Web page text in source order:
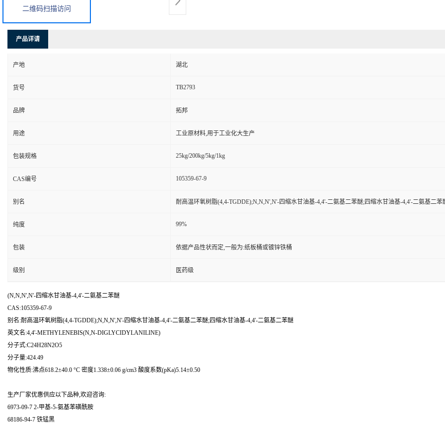
产品详请
产地 湖北
货号 TB2793
品牌 拓邦
用途 工业原材料,用于工业化大生产
包装规格 25kg/200kg/5kg/1kg
CAS编号 105359-67-9
别名 耐高温环氧树脂(4,4-TGDDE);N,N,N',N'-四缩水甘油基-4,4'-二氨基二苯醚;四缩水甘油基-4,4'-二氨基二苯
纯度 99%
包装 依据产品性状而定,一般为:纸板桶或镀锌铁桶
级别 医药级
(N,N,N',N'-四缩水甘油基-4,4'-二氨基二苯醚
CAS:105359-67-9
别名:耐高温环氧树脂(4,4-TGDDE);N,N,N',N'-四缩水甘油基-4,4'-二氨基二苯醚;四缩水甘油基-4,4'-二氨基二苯醚
英文名:4,4'-METHYLENEBIS(N,N-DIGLYCIDYLANILINE)
分子式:C24H28N2O5
分子量:424.49
物化性质:沸点618.2±40.0 °C 密度1.338±0.06 g/cm3 酸度系数(pKa)5.14±0.50
生产厂家优惠供应以下品种,欢迎咨询:
6973-09-7 2-甲基-5-氨基苯磺酰胺
68186-94-7 铁锰黑
二维码扫描访问